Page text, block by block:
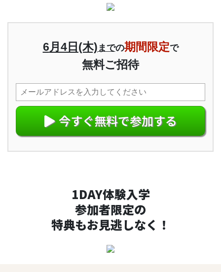
6月4日(木)までの期間限定で
無料ご招待
今すぐ無料で参加する
1DAY体験入学
参加者限定の
特典もお見逃しなく！